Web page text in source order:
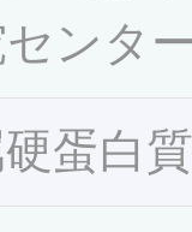
ンタ
蛋白